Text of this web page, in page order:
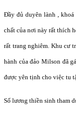
Đầy đủ duyên lành , khoá
chất của nơi này rất thích h
rất trang nghiêm. Khu cư
hành củađảo Milson đã
được yên tịnh cho việc tu t
Số lương thiền sinh tham d